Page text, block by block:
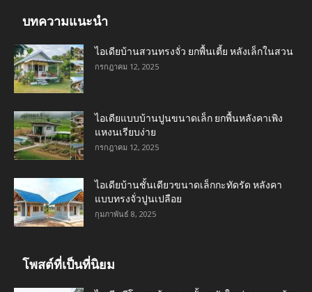
บทความแนะนำ
ไอเดียบ้านสวนทรงจั่ว ยกพื้นเตี้ย หลังเล็กในสวน
กรกฎาคม 12, 2025
ไอเดียแบบบ้านปูนขนาดเล็ก ยกพื้นหลังคาเพิง
แหงนเรียบง่าย
กรกฎาคม 12, 2025
ไอเดียบ้านชั้นเดียวขนาดเล็กกะทัดรัด หลังคา
แบบทรงจั่วปูนเปลือย
กุมภาพันธ์ 8, 2025
โพสต์ที่เป็นที่นิยม